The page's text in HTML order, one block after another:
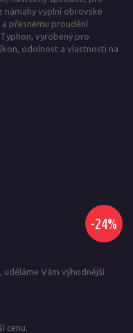
námahy vyplní obrovské
přesnému proudění
vyrobený pro
odolnost a vlastnosti na
-24%
uděláme Vám výhodnější
cenu.